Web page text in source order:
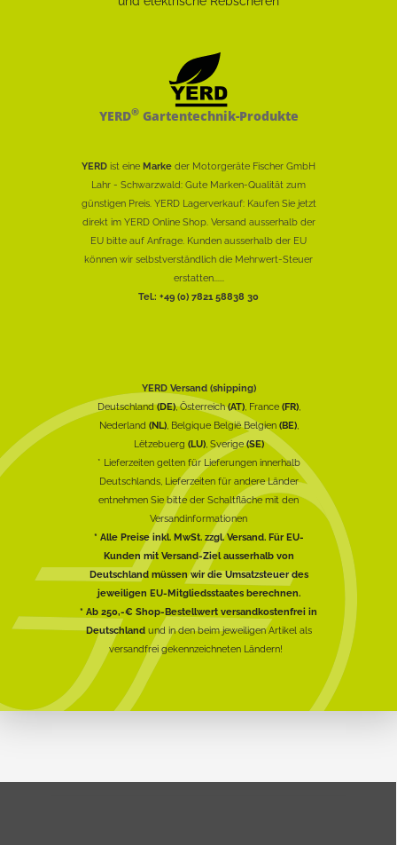
YERD®Gartentechnik-Produkte
YERD ist eine Marke der Motorgeräte Fischer GmbH
Lahr - Schwarzwald: Gute Marken-Qualität zum
günstigen Preis. YERD Lagerverkauf: Kaufen Sie jetzt
direkt im YERD Online Shop. Versand ausserhalb der
EU bitte auf Anfrage. Kunden ausserhalb der EU
können wir selbstverständlich die Mehrwert-Steuer
erstatten......
Tel.: +49 (0) 7821 58838 30
YERD Versand (shipping)
Deutschland(DE), Österreich(AT), France (FR),
Nederland (NL), Belgique België Belgien (BE),
Lëtzebuerg (LU), Sverige(SE)
* Lieferzeiten gelten für Lieferungen innerhalb
Deutschlands, Lieferzeiten für andere Länder
entnehmen Sie bitte der Schaltfläche mit den
Versandinformationen
* Alle Preise inkl. MwSt. zzgl. Versand. Für EU-
Kunden mit Versand-Ziel ausserhalb von
Deutschland müssen wir die Umsatzsteuer des
jeweiligen EU-Mitgliedsstaates berechnen.
* Ab 250,-€ Shop-Bestellwert versandkostenfrei in
Deutschlandund in den beim jeweiligen Artikel als
versandfrei gekennzeichneten Ländern!